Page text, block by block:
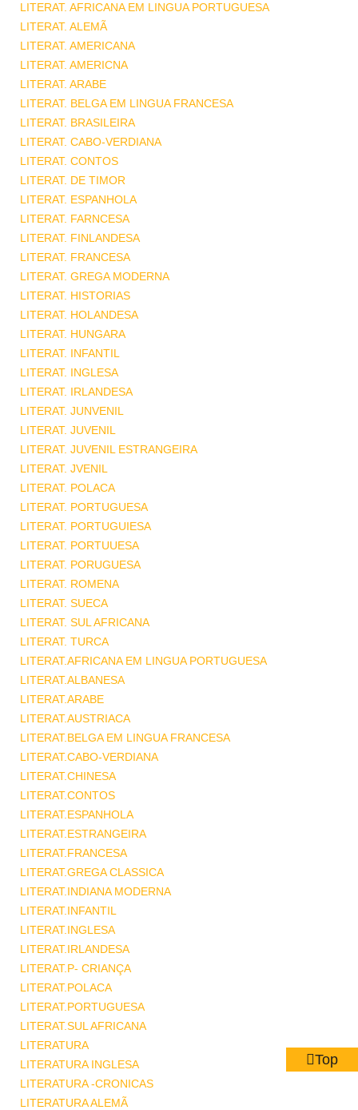
LITERAT. AFRICANA EM LINGUA PORTUGUESA
LITERAT. ALEMÃ
LITERAT. AMERICANA
LITERAT. AMERICNA
LITERAT. ARABE
LITERAT. BELGA EM LINGUA FRANCESA
LITERAT. BRASILEIRA
LITERAT. CABO-VERDIANA
LITERAT. CONTOS
LITERAT. DE TIMOR
LITERAT. ESPANHOLA
LITERAT. FARNCESA
LITERAT. FINLANDESA
LITERAT. FRANCESA
LITERAT. GREGA MODERNA
LITERAT. HISTORIAS
LITERAT. HOLANDESA
LITERAT. HUNGARA
LITERAT. INFANTIL
LITERAT. INGLESA
LITERAT. IRLANDESA
LITERAT. JUNVENIL
LITERAT. JUVENIL
LITERAT. JUVENIL ESTRANGEIRA
LITERAT. JVENIL
LITERAT. POLACA
LITERAT. PORTUGUESA
LITERAT. PORTUGUIESA
LITERAT. PORTUUESA
LITERAT. PORUGUESA
LITERAT. ROMENA
LITERAT. SUECA
LITERAT. SUL AFRICANA
LITERAT. TURCA
LITERAT.AFRICANA EM LINGUA PORTUGUESA
LITERAT.ALBANESA
LITERAT.ARABE
LITERAT.AUSTRIACA
LITERAT.BELGA EM LINGUA FRANCESA
LITERAT.CABO-VERDIANA
LITERAT.CHINESA
LITERAT.CONTOS
LITERAT.ESPANHOLA
LITERAT.ESTRANGEIRA
LITERAT.FRANCESA
LITERAT.GREGA CLASSICA
LITERAT.INDIANA MODERNA
LITERAT.INFANTIL
LITERAT.INGLESA
LITERAT.IRLANDESA
LITERAT.P- CRIANÇA
LITERAT.POLACA
LITERAT.PORTUGUESA
LITERAT.SUL AFRICANA
LITERATURA
LITERATURA INGLESA
LITERATURA -CRONICAS
LITERATURA ALEMÃ
Top